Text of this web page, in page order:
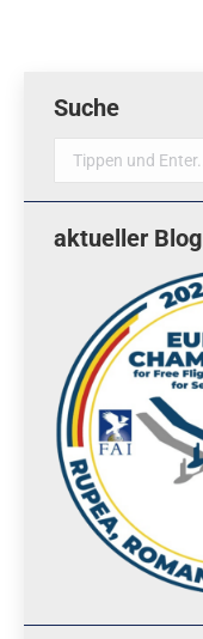
Suche
Suche
aktueller Blog